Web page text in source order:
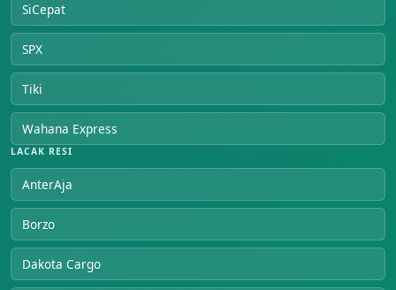
SiCepat
SPX
Tiki
Wahana Express
LACAK RESI
AnterAja
Borzo
Dakota Cargo